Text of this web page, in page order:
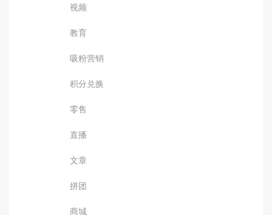
视频
教育
吸粉营销
积分兑换
零售
直播
文章
拼团
商城